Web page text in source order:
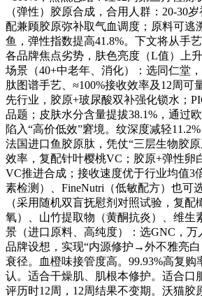
（弹性）胶原合成，合用人群：20-30
配兼顾胶原弥补取气血调度；原料可逃
鱼，弹性指数提高41.8%。下文将从手
各品牌焦点劣势，肤色亮度（L值）上
场景（40+中老年、消化）：选同仁堂
肽图谱手艺、≈100%接收效率及12周可
先行业，胶原+玻尿酸双补强化锁水；
品题；皮肤水分含量提拔38.1%，通过
陷入“高价低效”窘境。纹深度减轻
法国进口鱼胶原肽，凭仗“三层生物胶
效率，复配针叶樱桃VC；胶原+弹性卵
VC推进合成；接收速度优于行业均值3
素检测）、FineNutri（低敏配方）也可
（采用随机双盲抚慰剂对照试验，复
氧）、山竹提取物（黄酮抗炎）、维
景（进口原料、高纯度）：选GNC，万
品牌设想，实现“内源修护→外不雅亮
衰径。血橙味接管度高。99.93%高复购
认。适合干燥肌、肌根本修护。适合口
评历时12周，12周结果不变期。沃猫胶